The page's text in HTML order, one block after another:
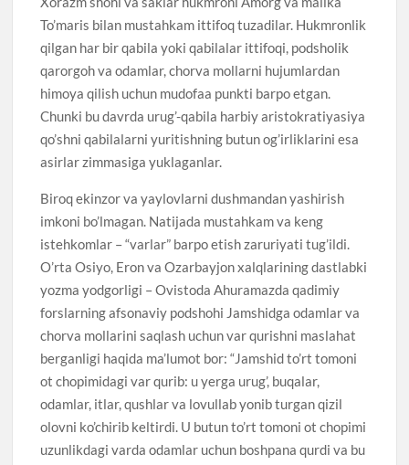
To’maris bilan mustahkam ittifoq tuzadilar. Hukmronlik
qilgan har bir qabila yoki qabilalar ittifoqi, podsholik
qarorgoh va odamlar, chorva mollarni hujumlardan
himoya qilish uchun mudofaa punkti barpo etgan.
Chunki bu davrda urug’-qabila harbiy aristokratiyasiya
qo’shni qabilalarni yuritishning butun og’irliklarini esa
asirlar zimmasiga yuklaganlar.
Biroq ekinzor va yaylovlarni dushmandan yashirish
imkoni bo’lmagan. Natijada mustahkam va keng
istehkomlar – “varlar” barpo etish zaruriyati tug’ildi.
O’rta Osiyo, Eron va Ozarbayjon xalqlarining dastlabki
yozma yodgorligi – Ovistoda Ahuramazda qadimiy
forslarning afsonaviy podshohi Jamshidga odamlar va
chorva mollarini saqlash uchun var qurishni maslahat
berganligi haqida ma’lumot bor: “Jamshid to’rt tomoni
ot chopimidagi var qurib: u yerga urug’, buqalar,
odamlar, itlar, qushlar va lovullab yonib turgan qizil
olovni ko’chirib keltirdi. U butun to’rt tomoni ot chopimi
uzunlikdagi varda odamlar uchun boshpana qurdi va bu